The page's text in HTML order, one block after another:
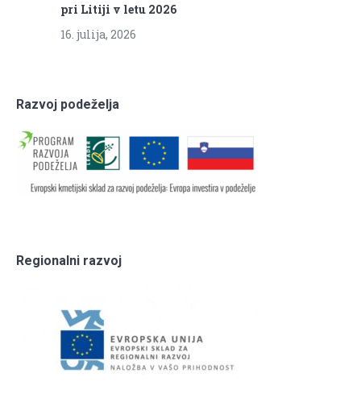
pri Litiji v letu 2026
16. julija, 2026
Razvoj podeželja
Regionalni razvoj